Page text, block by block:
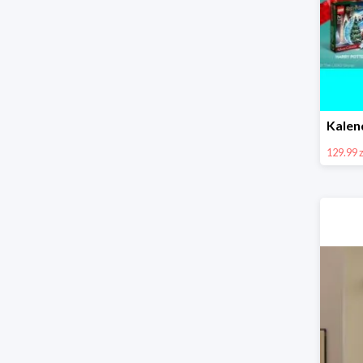
129.99